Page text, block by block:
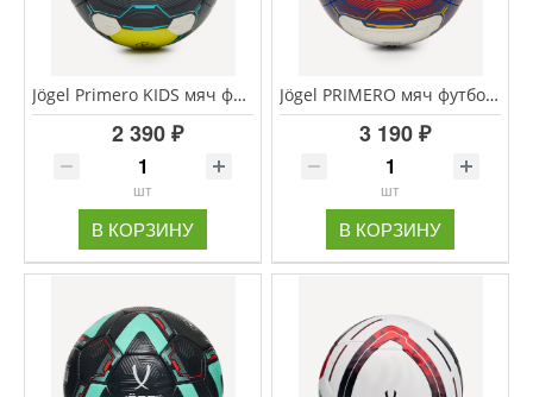
Jögel Primero KIDS мяч футбольный размер 3
2 390 ₽
шт
В КОРЗИНУ
Jögel PRIMERO мяч футбольный размер 5
3 190 ₽
шт
В КОРЗИНУ